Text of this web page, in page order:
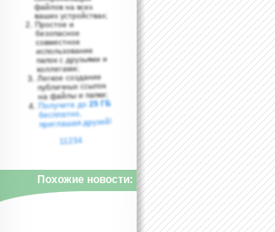
файлов на всех
ваших устройствах;
Простое и
безопасное
совместное
использование
папок с друзьями и
коллегами;
Легкое создание
публичных ссылок
на файлы и папки;
Получите до25 ГБ
бесплатно,
приглашая друзей!
11234
Похожие новости: